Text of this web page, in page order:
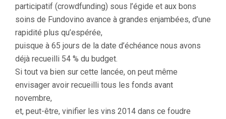
participatif (crowdfunding) sous l’égide et aux bons
soins de Fundovino avance à grandes enjambées, d’une
rapidité plus qu’espérée,
puisque à 65 jours de la date d’échéance nous avons
déjà recueilli 54 % du budget.
Si tout va bien sur cette lancée, on peut même
envisager avoir recueilli tous les fonds avant
novembre,
et, peut-être, vinifier les vins 2014 dans ce foudre